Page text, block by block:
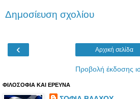
Δημοσίευση σχολίου
‹ Αρχική σελίδα
Προβολή έκδοσης
ΦΙΛΟΣΟΦΙΑ ΚΑΙ ΕΡΕΥΝΑ